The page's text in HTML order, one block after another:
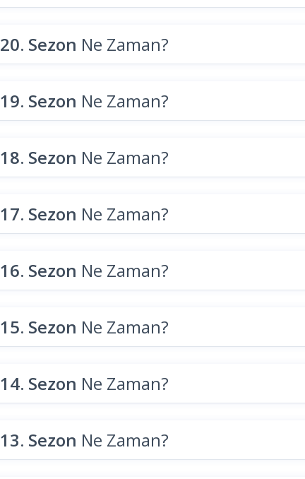
20. Sezon Ne Zaman?
19. Sezon Ne Zaman?
18. Sezon Ne Zaman?
17. Sezon Ne Zaman?
16. Sezon Ne Zaman?
15. Sezon Ne Zaman?
14. Sezon Ne Zaman?
13. Sezon Ne Zaman?